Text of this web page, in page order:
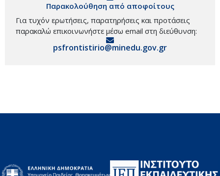
Παρακολούθηση από αποφοίτους
Για τυχόν ερωτήσεις, παρατηρήσεις και προτάσεις
παρακαλώ επικοινωνήστε μέσω email στη διεύθυνση:
psfrontistirio@minedu.gov.gr